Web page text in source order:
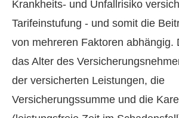
Krankheits- und Unfallrisiko
Tarifeinstufung - und somit die
von mehreren Faktoren abhängig.
das Alter des
der versicherten Leistungen, die
Versicherungssumme und die